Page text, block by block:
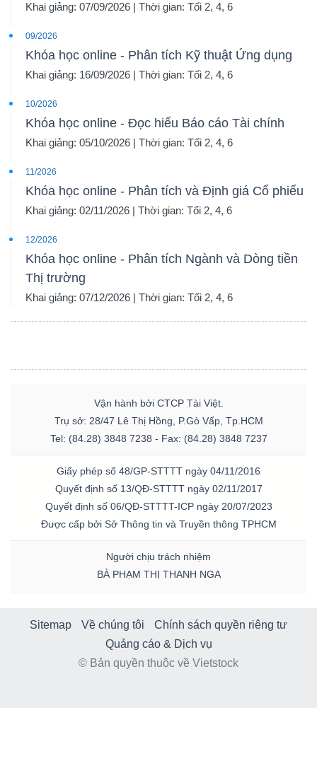
Khai giảng: 07/09/2026 | Thời gian: Tối 2, 4, 6
09/2026
Khóa học online - Phân tích Kỹ thuật Ứng dụng
Khai giảng: 16/09/2026 | Thời gian: Tối 2, 4, 6
10/2026
Khóa học online - Đọc hiểu Báo cáo Tài chính
Khai giảng: 05/10/2026 | Thời gian: Tối 2, 4, 6
11/2026
Khóa học online - Phân tích và Định giá Cổ phiếu
Khai giảng: 02/11/2026 | Thời gian: Tối 2, 4, 6
12/2026
Khóa học online - Phân tích Ngành và Dòng tiền
Thị trường
Khai giảng: 07/12/2026 | Thời gian: Tối 2, 4, 6
Vận hành bởi CTCP Tài Việt.
Trụ sở: 28/47 Lê Thị Hồng, P.Gò Vấp, Tp.HCM
Tel: (84.28) 3848 7238 - Fax: (84.28) 3848 7237
Giấy phép số 48/GP-STTTT ngày 04/11/2016
Quyết định số 13/QĐ-STTTT ngày 02/11/2017
Quyết định số 06/QĐ-STTTT-ICP ngày 20/07/2023
Được cấp bởi Sở Thông tin và Truyền thông TPHCM
Người chịu trách nhiệm
BÀ PHẠM THỊ THANH NGA
Sitemap Về chúng tôi
Chính sách quyền riêng tư
Quảng cáo & Dịch vụ
© Bản quyền thuộc về Vietstock